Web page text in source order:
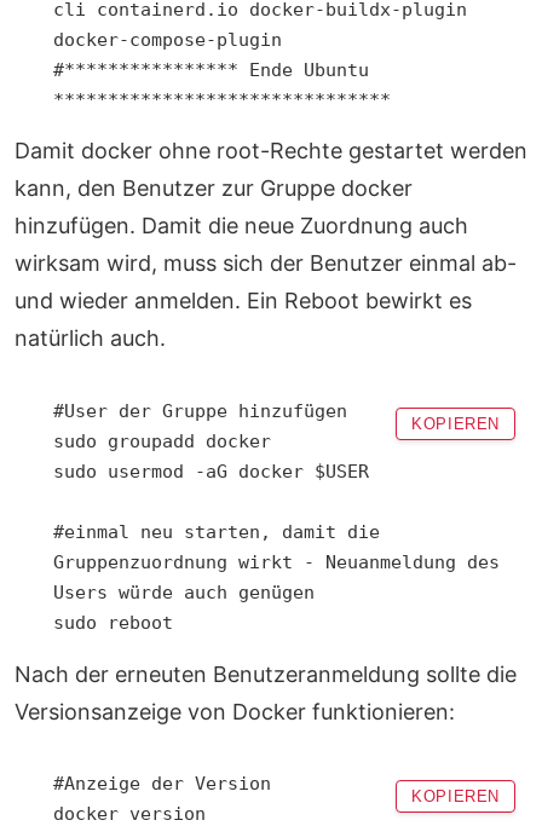
cli containerd.io docker-buildx-plugin
docker-compose-plugin
#**************** Ende Ubuntu
Damit docker ohne root-Rechte gestartet werden
kann, den Benutzer zur Gruppe docker
hinzufügen. Damit die neue Zuordnung auch
wirksam wird, muss sich der Benutzer einmal ab-
und wieder anmelden. Ein Reboot bewirkt es
natürlich auch.
#User der Gruppe hinzufügen
sudo groupadd docker
sudo usermod -aG docker $USER
#einmal neu starten, damit die
Gruppenzuordnung wirkt - Neuanmeldung des
Users würde auch genügen
sudo reboot
KOPIEREN
Nach der erneuten Benutzeranmeldung sollte die
Versionsanzeige von Docker funktionieren:
#Anzeige der Version
docker version
KOPIEREN